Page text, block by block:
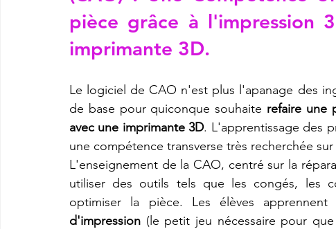
pièce grâce à l'impression
imprimante 3D.
Le logiciel de CAO n'est plus l'apanage des
de base pour quiconque souhaite refaire une
avec une imprimante 3D. L'apprentissage des
une compétence transverse très recherchée
L'enseignement de la CAO, centré sur la
utiliser des outils tels que les congés, les
optimiser la pièce. Les élèves
d'impression (le petit jeu nécessaire pour